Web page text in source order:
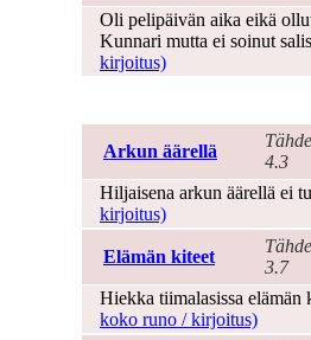
Oli pelipäivän aika eikä
Kunnari mutta ei soinut
kirjoitus)
Arkun äärellä
4.3
Hiljaisena arkun äärellä ei
kirjoitus)
Elämän kiteet
3.7
Hiekka tiimalasissa
koko runo / kirjoitus)